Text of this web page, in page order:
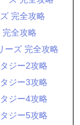
完全攻略
全攻略
ーズ 完全攻略
ジー2攻略
ジー3攻略
ジー4攻略
ジー5攻略